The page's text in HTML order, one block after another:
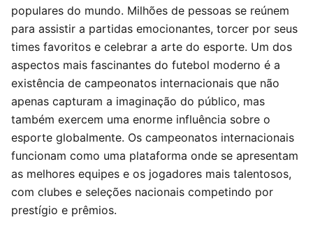
populares do mundo. Milhões de pessoas se reúnem
para assistir a partidas emocionantes, torcer por seus
times favoritos e celebrar a arte do esporte. Um dos
aspectos mais fascinantes do futebol moderno é a
existência de campeonatos internacionais que não
apenas capturam a imaginação do público, mas
também exercem uma enorme influência sobre o
esporte globalmente. Os campeonatos internacionais
funcionam como uma plataforma onde se apresentam
as melhores equipes e os jogadores mais talentosos,
com clubes e seleções nacionais competindo por
prestígio e prêmios.